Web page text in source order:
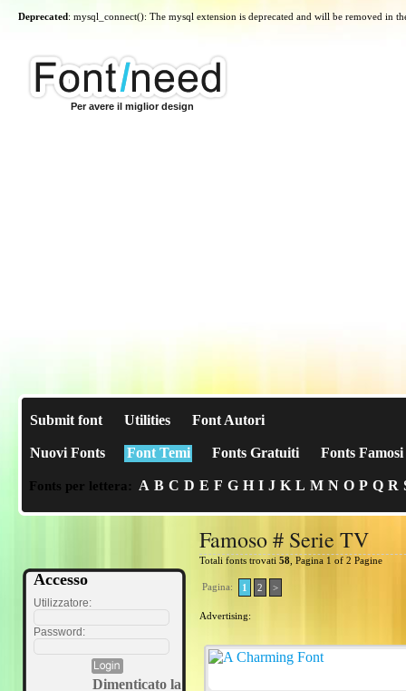
Deprecated: mysql_connect(): The mysql extension is deprecated and will be removed in
Per avere il miglior design
Submit font Utilities Font Autori
Nuovi Fonts Font Temi Fonts Gratuiti Fonts Famosi
Fonts per lettera: A B C D E F G H I J K L M N O P Q R
Accesso
Utilizzatore:
Password:
Dimenticato la
Famoso # Serie TV
Totali fonts trovati 58 , Pagina 1 of 2 Pagine
Pagina: 1 2 >
Advertising: